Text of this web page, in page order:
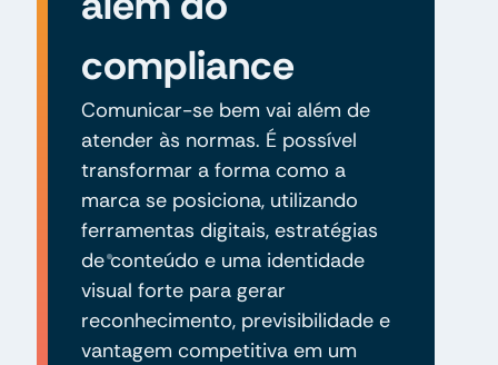
compliance
Comunicar-se bem vai além de
atender às normas. É possível
transformar a forma como a
marca se posiciona, utilizando
ferramentas digitais, estratégias
de conteúdo e uma identidade
visual forte para gerar
reconhecimento, previsibilidade e
vantagem competitiva em um